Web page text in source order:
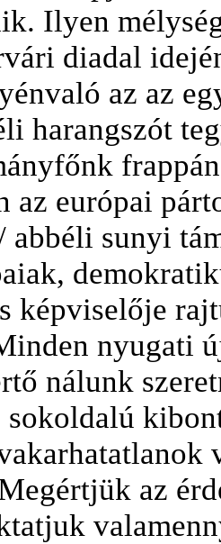
Ilyen
diadal
az az
harangszót
az európai
sunyi
képviselője
nyugati
nálunk
sokoldalú
az